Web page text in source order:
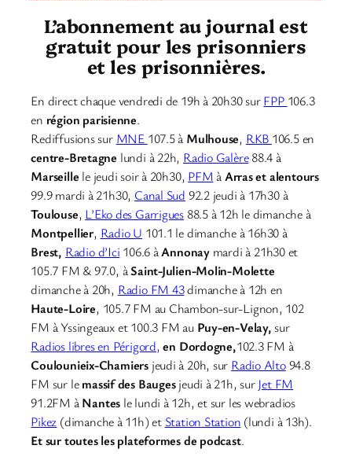
L’abonnement au journal est
gratuit pour les prisonniers
et les prisonnières.
En direct chaque vendredi de 19h à 20h30 surFPP 106.3
en région parisienne.
Rediffusions sur MNE 107.5 à Mulhouse, RKB 106.5 en
centre-Bretagne lundi à 22h, Radio Galère88.4 à
Marseille le jeudi soir à 20h30, PFMàArras et alentours
99.9 mardi à 21h30, Canal Sud 92.2 jeudi à 17h30 à
Toulouse, L’Eko des Garrigues 88.5 à 12h le dimanche à
Montpellier, Radio U 101.1 le dimanche à 16h30 à
Brest, Radio d’Ici 106.6 àAnnonay mardi à 21h30 et
105.7 FM & 97.0, àSaint-Julien-Molin-Molette
dimanche à 20h, Radio FM 43dimanche à 12h en
Haute-Loire, 105.7 FM au Chambon-sur-Lignon, 102
FM à Yssingeaux et 100.3 FM au Puy-en-Velay,sur
Radios libres en Périgord, en Dordogne,102.3 FM à
Coulounieix-Chamiers jeudi à 20h, sur Radio Alto94.8
FM sur lemassif des Baugesjeudi à 21h, sur Jet FM
91.2FM àNantes le lundi à 12h, et sur les webradios
Pikez (dimanche à 11h) et Station Station (lundi à 13h).
Et sur toutes les plateformes de podcast.